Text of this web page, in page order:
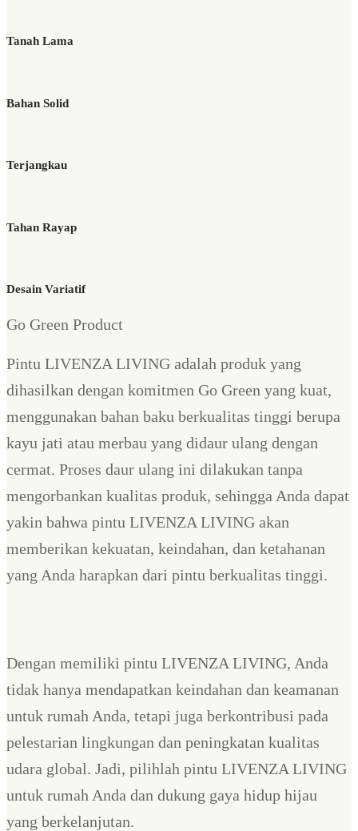
Tanah Lama
Bahan Solid
Terjangkau
Tahan Rayap
Desain Variatif
Go Green Product
Pintu LIVENZA LIVING adalah produk yang
dihasilkan dengan komitmen Go Green yang kuat,
menggunakan bahan baku berkualitas tinggi berupa
kayu jati atau merbau yang didaur ulang dengan
cermat. Proses daur ulang ini dilakukan tanpa
mengorbankan kualitas produk, sehingga Anda dapat
yakin bahwa pintu LIVENZA LIVING akan
memberikan kekuatan, keindahan, dan ketahanan
yang Anda harapkan dari pintu berkualitas tinggi.
Dengan memiliki pintu LIVENZA LIVING, Anda
tidak hanya mendapatkan keindahan dan keamanan
untuk rumah Anda, tetapi juga berkontribusi pada
pelestarian lingkungan dan peningkatan kualitas
udara global. Jadi, pilihlah pintu LIVENZA LIVING
untuk rumah Anda dan dukung gaya hidup hijau
yang berkelanjutan.